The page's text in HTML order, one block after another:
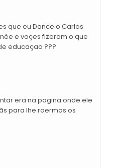
que eu Dance o Carlos
e voçes fizeram o que
educaçao ???
era na pagina onde ele
para lhe roermos os